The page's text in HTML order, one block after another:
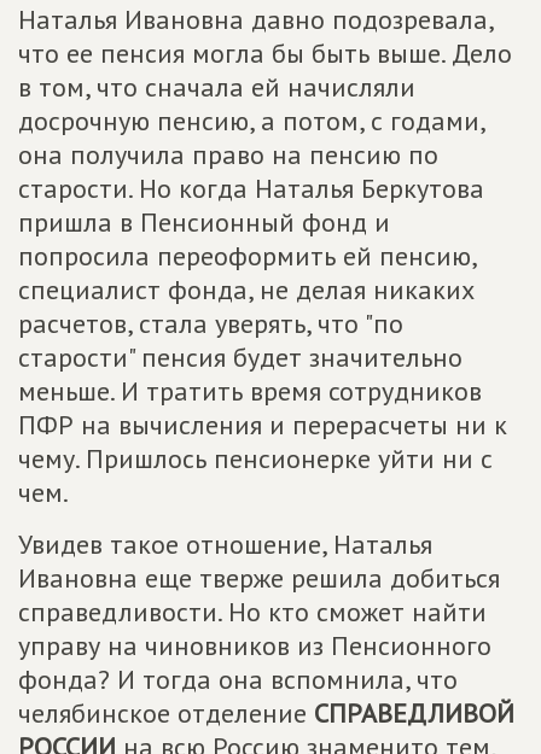
Наталья Ивановна давно подозревала,
что ее пенсия могла бы быть выше. Дело
в том, что сначала ей начисляли
досрочную пенсию, а потом, с годами,
она получила право на пенсию по
старости. Но когда Наталья Беркутова
пришла в Пенсионный фонд и
попросила переоформить ей пенсию,
специалист фонда, не делая никаких
расчетов, стала уверять, что "по
старости" пенсия будет значительно
меньше. И тратить время сотрудников
ПФР на вычисления и перерасчеты ни к
чему. Пришлось пенсионерке уйти ни с
чем.
Увидев такое отношение, Наталья
Ивановна еще тверже решила добиться
справедливости. Но кто сможет найти
управу на чиновников из Пенсионного
фонда? И тогда она вспомнила, что
челябинское отделение СПРАВЕДЛИВОЙ
РОССИИ на всю Россию знаменито тем,